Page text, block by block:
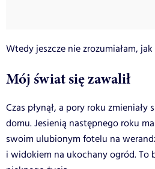
Wtedy jeszcze nie zrozumiałam,
Mój świat się zawalił
Czas płynął, a pory roku zmieniały
domu. Jesienią następnego roku
swoim ulubionym fotelu na
i widokiem na ukochany ogród. To